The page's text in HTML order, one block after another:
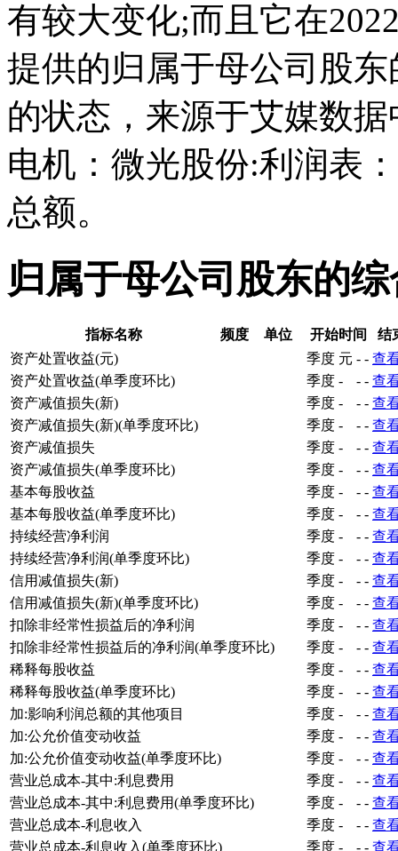
有较大变化;而且它在
提供的归属于母公司股
的状态，来源于艾媒数
电机：微光股份:利润表
总额。
归属于母公司股东的
指标名称 频度 单位 开始时间
结
资产处置收益(元)
季度 元 - - 查
资产处置收益(单季度环比)
季度 - - - 查
资产减值损失(新)
季度 - - - 查
资产减值损失(新)(单季度环比)
季度 - - - 查
资产减值损失
季度 - - - 查
资产减值损失(单季度环比)
季度 - - - 查
基本每股收益
季度 - - - 查
基本每股收益(单季度环比)
季度 - - - 查
持续经营净利润
季度 - - - 查
持续经营净利润(单季度环比)
季度 - - - 查
信用减值损失(新)
季度 - - - 查
信用减值损失(新)(单季度环比)
季度 - - - 查
扣除非经常性损益后的净利润
季度 - - - 查
扣除非经常性损益后的净利润(单季度环比)
季度 - - - 查
稀释每股收益
季度 - - - 查
稀释每股收益(单季度环比)
季度 - - - 查
加:影响利润总额的其他项目
季度 - - - 查
加:公允价值变动收益
季度 - - - 查
加:公允价值变动收益(单季度环比)
季度 - - - 查
营业总成本-其中:利息费用
季度 - - - 查
营业总成本-其中:利息费用(单季度环比)
季度 - - - 查
营业总成本-利息收入
季度 - - - 查
营业总成本-利息收入(单季度环比)
季度 - - - 查